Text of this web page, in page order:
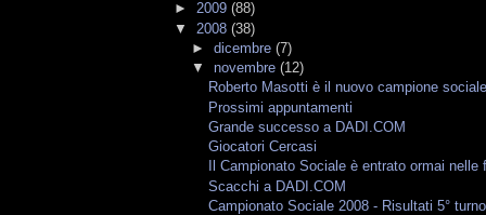
► 2009 (88)
▼ 2008 (38)
► dicembre (7)
▼ novembre (12)
Roberto Masotti è il nuovo campione
Prossimi appuntamenti
Grande successo a DADI.COM
Giocatori Cercasi
Il Campionato Sociale è entrato ormai
Scacchi a DADI.COM
Campionato Sociale 2008 - Risultati 5° turno